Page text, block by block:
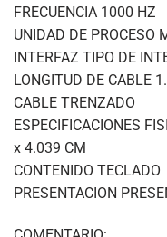
FRECUENCIA 1000 HZ
UNIDAD DE PROCESO
INTERFAZ TIPO DE
LONGITUD DE CABLE
CABLE TRENZADO
ESPECIFICACIONES
x 4.039 CM
CONTENIDO TECLADO
PRESENTACION